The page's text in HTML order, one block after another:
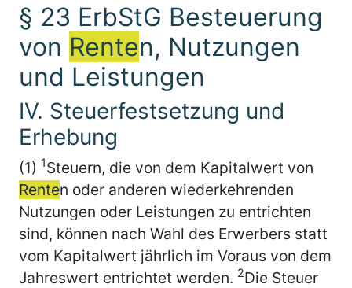
§ 23 ErbStG Besteuerung
von Renten, Nutzungen
und Leistungen
IV. Steuerfestsetzung und
Erhebung
(1) 1Steuern, die von dem Kapitalwert von
Renten oder anderen wiederkehrenden
Nutzungen oder Leistungen zu entrichten
sind, können nach Wahl des Erwerbers statt
vom Kapitalwert jährlich im Voraus von dem
Jahreswert entrichtet werden. 2Die Steuer